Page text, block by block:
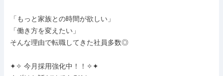
「もっと家族との時間が欲しい」
「働き方を変えたい」
そんな理由で転職してきた社員多数◎
✦✧ 今月採用強化中！！✧✦